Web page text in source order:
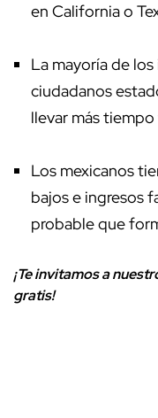
en California o
La mayoría de
ciudadanos
llevar más
Los mexicanos
bajos e ingresos
probable que
¡Te invitamos a
gratis!